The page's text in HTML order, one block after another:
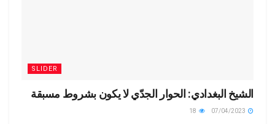
SLIDER
الشيخ البغدادي: الحوار الجدّي لا يكون بشروط مسبقة